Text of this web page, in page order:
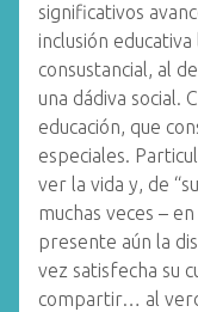
significativos
inclusión
consustancial, al
una dádiva social.
educación, que
especiales.
ver la vida y, de
muchas veces –
presente aún la
vez satisfecha su
compartir… al